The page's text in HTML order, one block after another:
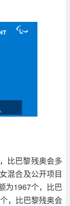
比巴黎残奥会多
混合及公开项目
为1967个，比巴
，比巴黎残奥会